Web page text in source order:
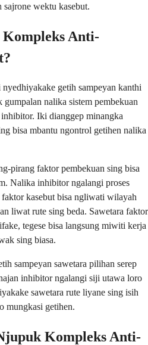
sajrone wektu kasebut.
Anti-
getih sampeyan kanthi
nalika sistem pembekuan
Iki dianggep minangka
bisa mbantu ngontrol getihen nalika
pirang faktor pembekuan sing bisa
Nalika inhibitor ngalangi proses
kasebut bisa ngliwati wilayah
liwat rute sing beda. Sawetara faktor
tegese bisa langsung miwiti kerja
sing biasa.
sampeyan sawetara pilihan serep
inhibitor ngalangi siji utawa loro
sawetara rute liyane sing isih
mungkasi getihen.
Kompleks Anti-